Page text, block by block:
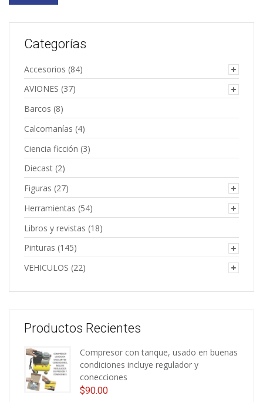
Categorías
Accesorios (84)
AVIONES (37)
Barcos (8)
Calcomanías (4)
Ciencia ficción (3)
Diecast (2)
Figuras (27)
Herramientas (54)
Libros y revistas (18)
Pinturas (145)
VEHICULOS (22)
Productos Recientes
Compresor con tanque, usado en buenas
condiciones incluye regulador y
conecciones
$90.00